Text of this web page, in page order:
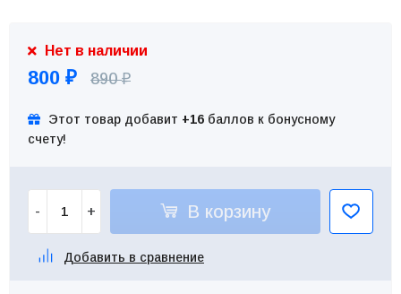
Нет в наличии
800 ₽ 890₽
Этот товар добавит +16 баллов к бонусному
счету!
- + В корзину
Добавить в сравнение